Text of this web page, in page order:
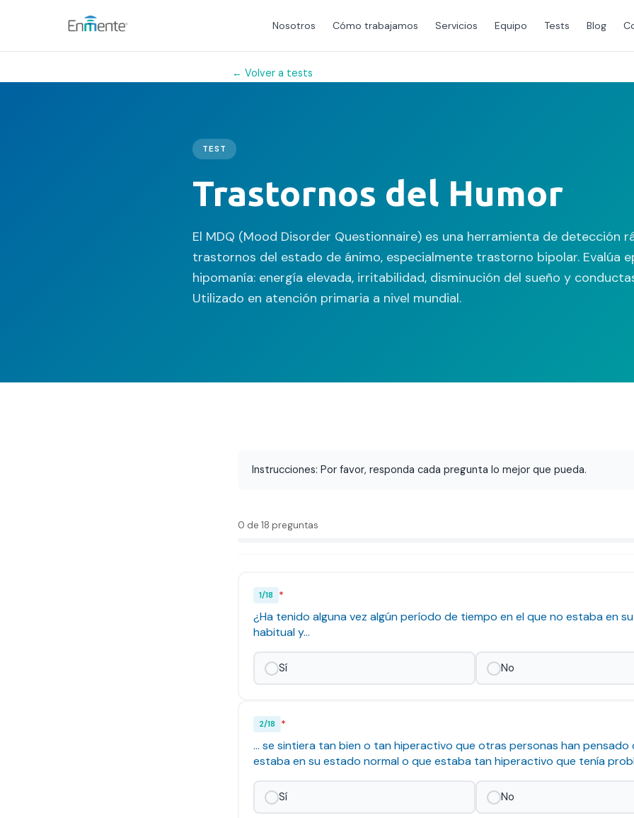
Nosotros Cómo trabajamos Servicios Equipo Tests Blog
Nosotros ← Volver a tests
TEST
Trastornos del Humor
El MDQ (Mood Disorder Questionnaire) es una herramienta de detección
trastornos del estado de ánimo, especialmente trastorno bipolar. Evalúa
hipomanía: energía elevada, irritabilidad, disminución del sueño y
Utilizado en atención primaria a nivel mundial.
Instrucciones: Por favor, responda cada pregunta lo mejor que pueda.
0 de 18 preguntas
1/18 *
¿Ha tenido alguna vez algún período de tiempo en el que no estaba en
habitual y...
Sí No
2/18 *
... se sintiera tan bien o tan hiperactivo que otras personas han pensado
estaba en su estado normal o que estaba tan hiperactivo que tenía
Sí No